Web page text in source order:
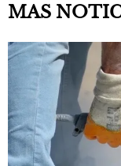
MAS